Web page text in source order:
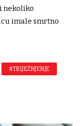
nekoliko
imale smrtno
#TRIJEŽNJENJE